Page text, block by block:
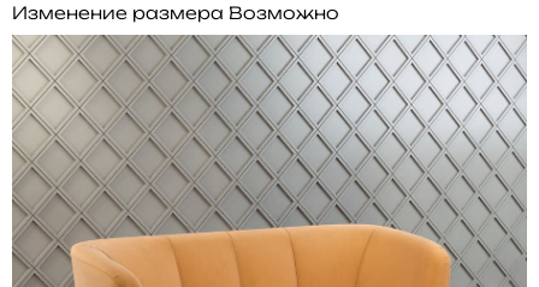
Изменение размера Возможно